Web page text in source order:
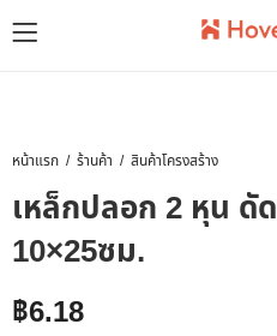
หน้าแรก ร้านค้า สินค้าโครงสร้าง
เหล็กปลอก 2 หุน ดัด
10×25ซม.
฿6.18